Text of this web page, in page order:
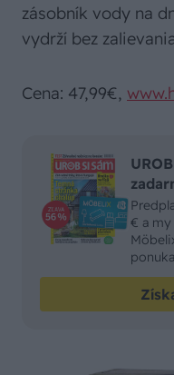
zásobník vody na
vydrží bez
Cena: 47,99€,
€ a